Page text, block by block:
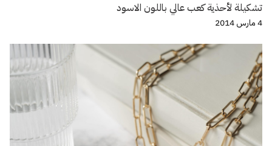
تشكيلة لأحذية كعب عالي باللون الاسود
4 مارس 2014